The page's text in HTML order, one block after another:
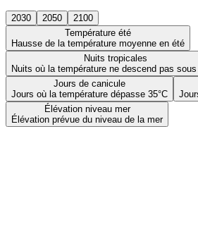
2030 2050
2100
Température été
Hausse de la température moyenne en été
Nuits tropicales
Nuits où la température ne descend pas sous
Jours de canicule
Jours où la température dépasse 35°C
Élévation niveau mer
Élévation prévue du niveau de la mer